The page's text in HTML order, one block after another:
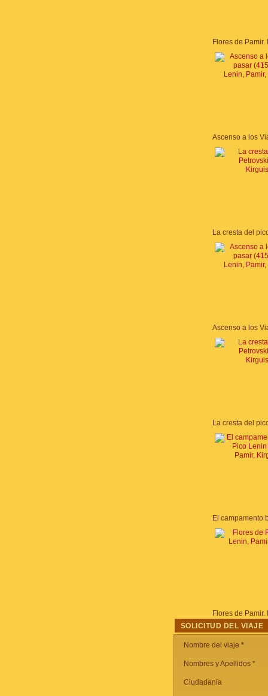
SOLICITUD DEL VIAJE
Nombre del viaje *
Nombres y Apellidos *
Ciudadania